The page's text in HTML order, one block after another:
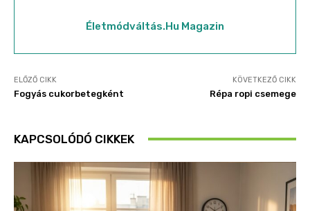
Életmódváltás.hu Magazin
ELŐZŐ CIKK
Fogyás cukorbetegként
KÖVETKEZŐ CIKK
Répa ropi csemege
KAPCSOLÓDÓ CIKKEK